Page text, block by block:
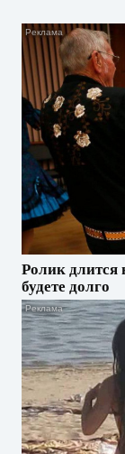
Ролик длится
будете долго